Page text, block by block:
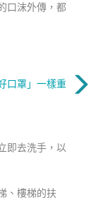
口沫外傳，都
口罩」一樣重
即去洗手，以
、樓梯的扶